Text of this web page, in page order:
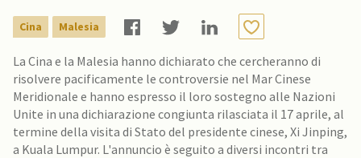
Cina Malesia
La Cina e la Malesia hanno dichiarato che cercheranno di
risolvere pacificamente le controversie nel Mar Cinese
Meridionale e hanno espresso il loro sostegno alle Nazioni
Unite in una dichiarazione congiunta rilasciata il 17 aprile, al
termine della visita di Stato del presidente cinese, Xi Jinping,
a Kuala Lumpur. L'annuncio è seguito a diversi incontri tra